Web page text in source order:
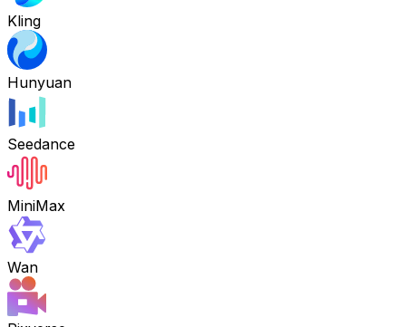
Kling
Hunyuan
Seedance
MiniMax
Wan